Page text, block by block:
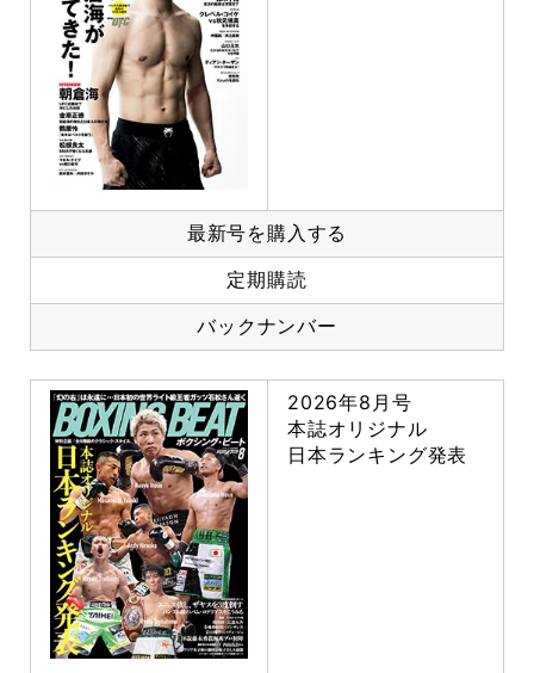
最新号を購入する
定期購読
バックナンバー
2026年8月号
本誌オリジナル
日本ランキング発表